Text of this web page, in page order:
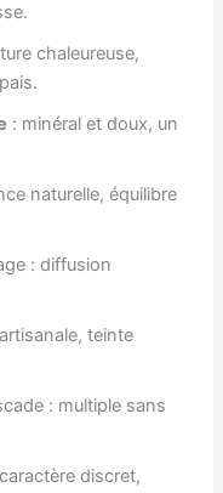
chaleureuse,
: minéral et doux, un
naturelle, équilibre
: diffusion
teinte
: multiple sans
discret,